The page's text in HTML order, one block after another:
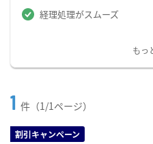
経理処理がスムーズ
もっ
1 件（1/1ページ）
割引キャンペーン